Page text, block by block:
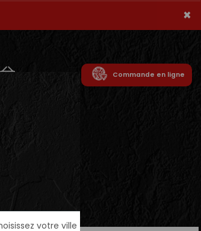
×
Commande en ligne